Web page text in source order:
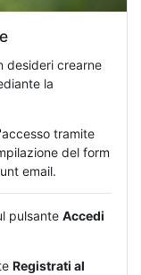
desideri crearne
la
tramite
del form
email.
pulsante Accedi
Registrati al